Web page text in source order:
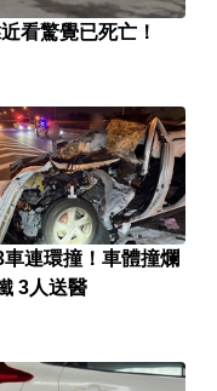
看驚覺已死亡！
車連環撞！車體撞爛
3人送醫